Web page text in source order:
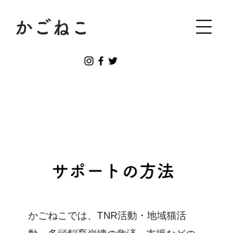
かごねこ
サポートの方法
かごねこでは、TNR活動・地域猫活